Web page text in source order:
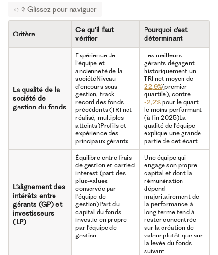
transports, datacenters,
pipeline …
Prêts non bancaires
négociés gré à gré entre
fonds et sociétés
9,53%
2025
Combinaison de plusieurs
segments du Private Equity
dans un seul véhicule
Critère
Ce qu’il faut
vérifier
Pourquoi c’est
déterminant
La qualité de la
société de
gestion du fonds
Expérience de
l’équipe et
ancienneté de la
sociétéNiveau
d’encours sous
gestion, track
record des fonds
précédents (TRI net
réalisé, multiples
atteints)Profils et
expérience des
principaux gérants
Les meilleurs
gérants dégagent
historiquement un
TRI net moyen de
22,9%(premier
quartile), contre
-2,2% pour le quart
le moins performant
(à fin 2025)La
qualité de l’équipe
explique une grande
partie de cet écart
L’alignement des
intérêts entre
gérants (GP) et
investisseurs
(LP)
Équilibre entre frais
de gestion et carried
interest (part des
plus-values
conservée par
l’équipe de
gestion)Part du
capital du fonds
investie en propre
par l’équipe de
gestion
Une équipe qui
engage son propre
capital et dont la
rémunération
dépend
majoritairement de
la performance à
long terme tend à
rester concentrée
sur la création de
valeur plutôt que sur
la levée du fonds
suivant